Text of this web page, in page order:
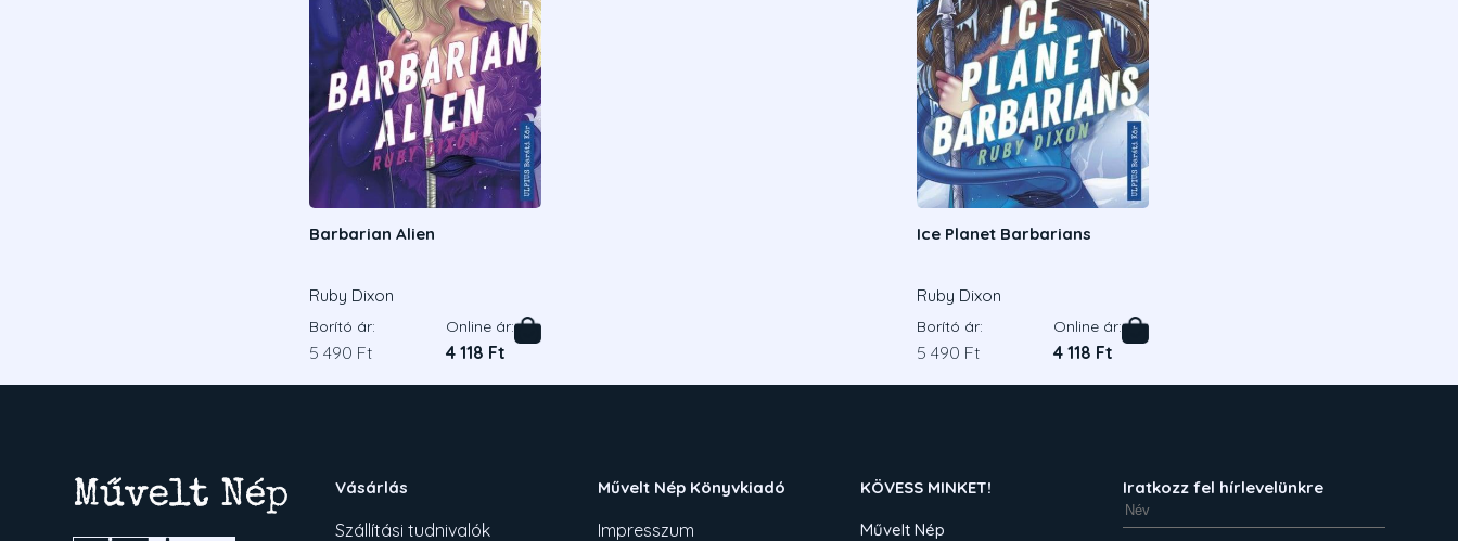
Barbarian Alien
Ruby Dixon
Borító ár:
5 490 Ft
Online ár:
4 118 Ft
Ice Planet Barbarians
Ruby Dixon
Borító ár:
5 490 Ft
Online ár:
4 118 Ft
Vásárlás
Szállítási tudnivalók
Művelt Nép Könyvkiadó
Impresszum
KÖVESS MINKET!
Művelt Nép
Iratkozz fel hírlevelünkre